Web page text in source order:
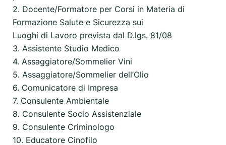
2. Docente/Formatore per Corsi in Materia di
Formazione Salute e Sicurezza sui
Luoghi di Lavoro prevista dal D.lgs. 81/08
3. Assistente Studio Medico
4. Assaggiatore/Sommelier Vini
5. Assaggiatore/Sommelier dell’Olio
6. Comunicatore di Impresa
7. Consulente Ambientale
8. Consulente Socio Assistenziale
9. Consulente Criminologo
10. Educatore Cinofilo